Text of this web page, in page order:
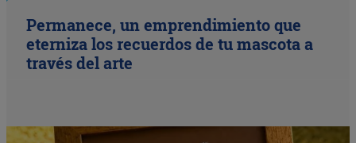
Permanece, un emprendimiento que
eterniza los recuerdos de tu mascota a
través del arte